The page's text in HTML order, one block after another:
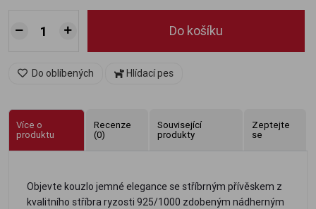
Do košíku
Do oblíbených Hlídací pes
Více o
produktu
Recenze
(0)
Související
produkty
Zeptejte
se
Objevte kouzlo jemné elegance se stříbrným přívěskem z
kvalitního stříbra ryzosti 925/1000 zdobeným nádherným